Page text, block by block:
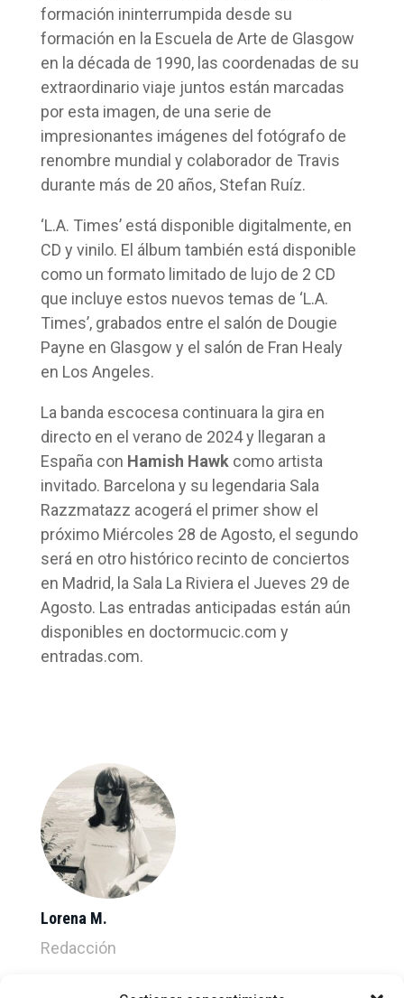
formación ininterrumpida desde su
formación en la Escuela de Arte de Glasgow
en la década de 1990, las coordenadas de su
extraordinario viaje juntos están marcadas
por esta imagen, de una serie de
impresionantes imágenes del fotógrafo de
renombre mundial y colaborador de Travis
durante más de 20 años, Stefan Ruíz.
‘L.A. Times’ está disponible digitalmente, en
CD y vinilo. El álbum también está disponible
como un formato limitado de lujo de 2 CD
que incluye estos nuevos temas de ‘L.A.
Times’, grabados entre el salón de Dougie
Payne en Glasgow y el salón de Fran Healy
en Los Angeles.
La banda escocesa continuara la gira en
directo en el verano de 2024 y llegaran a
España con Hamish Hawkcomo artista
invitado. Barcelona y su legendaria Sala
Razzmatazz acogerá el primer show el
próximo Miércoles 28 de Agosto, el segundo
será en otro histórico recinto de conciertos
en Madrid, la Sala La Riviera el Jueves 29 de
Agosto. Las entradas anticipadas están aún
disponibles en doctormucic.com y
entradas.com.
Lorena M.
Redacción